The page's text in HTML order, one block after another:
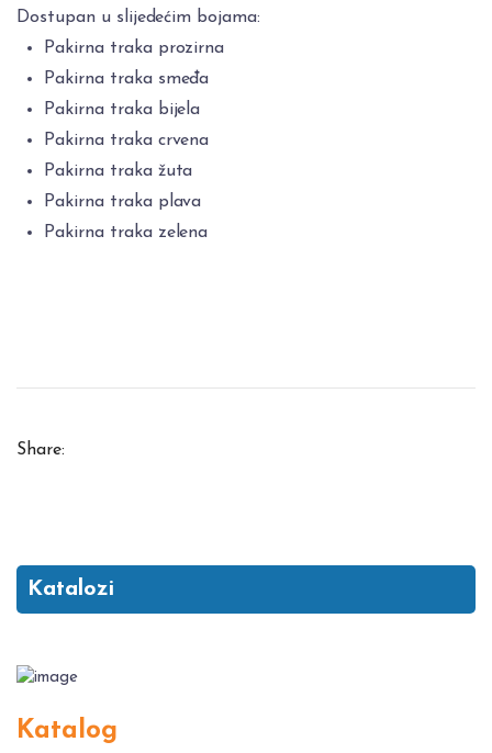
Dostupan u slijedećim bojama:
Pakirna traka prozirna
Pakirna traka smeđa
Pakirna traka bijela
Pakirna traka crvena
Pakirna traka žuta
Pakirna traka plava
Pakirna traka zelena
Share:
Katalozi
Katalog